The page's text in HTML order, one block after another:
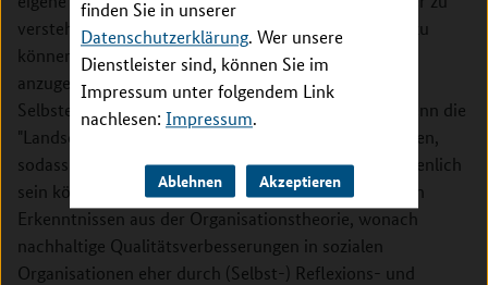
finden Sie in unserer
Datenschutzerklärung. Wer unsere
Dienstleister sind, können Sie im
Impressum unter folgendem Link
nachlesen: Impressum.
Ablehnen Akzeptieren
verstehen und "im Lichte der UN-BRK" einschätzen zu
können, um Entwicklungsbedarfe der Organisation
anzugehen. Dafür sollen im Zuge des Projektes
Selbstevaluationsinstrumente entwickelt werden. Denn die
"Landschaft" der Behindertenhilfe ist extrem heterogen,
sodass einheitliche Konzepte und Methoden nicht dienlich
sein können. Dieser Zugang entspricht auch zentralen
Erkenntnissen aus der Organisationstheorie, wonach
nachhaltige Qualitätsverbesserungen in sozialen
Organisationen eher durch (Selbst-) Reflexions- und